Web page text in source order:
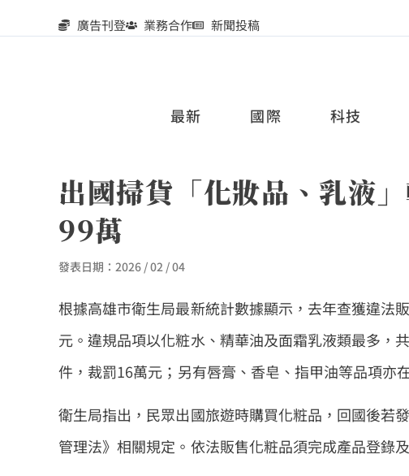
廣告刊登 業務合作 新聞投稿
最新 國際 科技
出國掃貨「化妝品、乳液
99萬
發表日期： 2026 / 02 / 04
根據高雄市衛生局最新統計數據顯示，去年查獲違法
元。違規品項以化粧水、精華油及面霜乳液類最多，
件，裁罰16萬元；另有唇膏、香皂、指甲油等品項亦
衛生局指出，民眾出國旅遊時購買化粧品，回國後若
管理法》相關規定。依法販售化粧品須完成產品登錄